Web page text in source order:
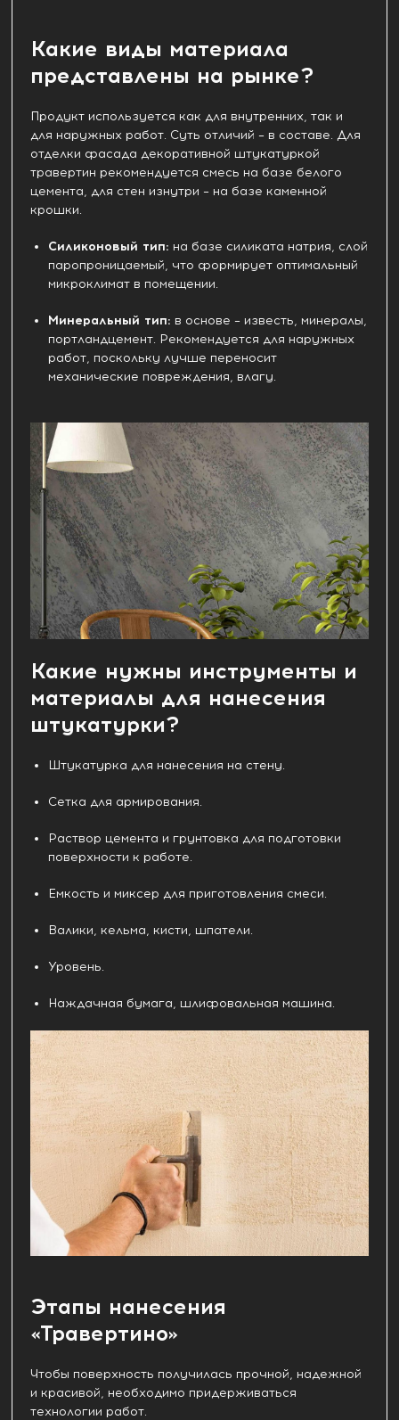
Какие виды материала
представлены на рынке?
Продукт используется как для внутренних, так и
для наружных работ. Суть отличий – в составе. Для
отделки фасада декоративной штукатуркой
травертин рекомендуется смесь на базе белого
цемента, для стен изнутри – на базе каменной
крошки.
Силиконовый тип: на базе силиката натрия, слой
паропроницаемый, что формирует оптимальный
микроклимат в помещении.
Минеральный тип: в основе – известь, минералы,
портландцемент. Рекомендуется для наружных
работ, поскольку лучше переносит
механические повреждения, влагу.
Какие нужны инструменты и
материалы для нанесения
штукатурки?
Штукатурка для нанесения на стену.
Сетка для армирования.
Раствор цемента и грунтовка для подготовки
поверхности к работе.
Емкость и миксер для приготовления смеси.
Валики, кельма, кисти, шпатели.
Уровень.
Наждачная бумага, шлифовальная машина.
Этапы нанесения
«Травертино»
Чтобы поверхность получилась прочной, надежной
и красивой, необходимо придерживаться
технологии работ.